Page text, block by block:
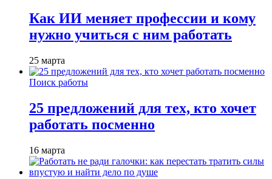
Как ИИ меняет профессии и кому
нужно учиться с ним работать
25 марта
Поиск работы
25 предложений для тех, кто хочет
работать посменно
16 марта